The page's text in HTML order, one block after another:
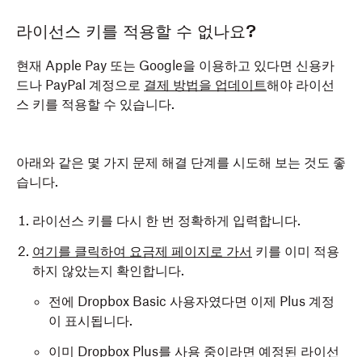
라이선스 키를 적용할 수 없나요?
현재 Apple Pay 또는 Google을 이용하고 있다면 신용카
드나 PayPal 계정으로 결제 방법을 업데이트해야 라이선
스 키를 적용할 수 있습니다.
아래와 같은 몇 가지 문제 해결 단계를 시도해 보는 것도 좋
습니다.
라이선스 키를 다시 한 번 정확하게 입력합니다.
여기를 클릭하여 요금제 페이지로 가서 키를 이미 적용
하지 않았는지 확인합니다.
전에 Dropbox Basic 사용자였다면 이제 Plus 계정
이 표시됩니다.
이미 Dropbox Plus를 사용 중이라면 예정된 라이선